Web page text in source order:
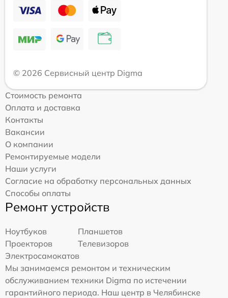
© 2026 Сервисный центр Digma
Стоимость ремонта
Оплата и доставка
Контакты
Вакансии
О компании
Ремонтируемые модели
Наши услуги
Согласие на обработку персональных данных
Способы оплаты
Ремонт устройств
Ноутбуков
Планшетов
Проекторов
Телевизоров
Электросамокатов
Мы занимаемся ремонтом и техническим
обслуживанием техники Digma по истечении
гарантийного периода. Наш центр в Челябинске